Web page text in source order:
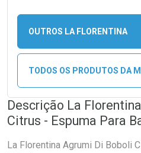
OUTROS LA FLORENTINA
TODOS OS PRODUTOS DA
Descrição La
Citrus - Espuma Para
La Florentina Agrumi Di Boboli